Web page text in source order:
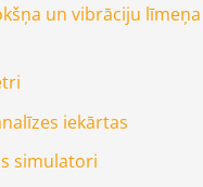
un vibrāciju līmeņa
iekārtas
simulatori